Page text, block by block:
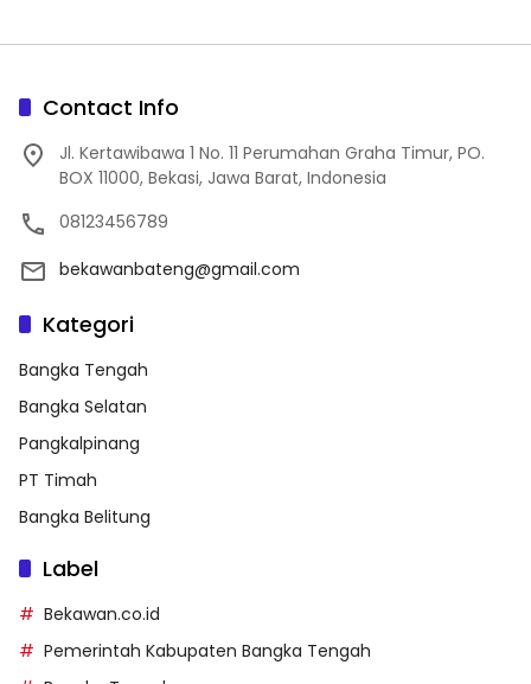
Contact Info
Jl. Kertawibawa 1 No. 11 Perumahan Graha Timur, PO.
BOX 11000, Bekasi, Jawa Barat, Indonesia
08123456789
bekawanbateng@gmail.com
Kategori
Bangka Tengah
Bangka Selatan
Pangkalpinang
PT Timah
Bangka Belitung
Label
Bekawan.co.id
Pemerintah Kabupaten Bangka Tengah